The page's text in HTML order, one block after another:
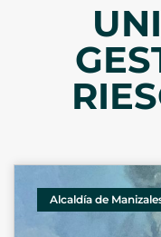
Alcaldía de